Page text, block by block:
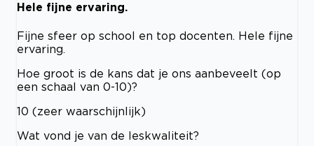
Hele fijne ervaring.
Fijne sfeer op school en top docenten. Hele fijne
ervaring.
Hoe groot is de kans dat je ons aanbeveelt (op
een schaal van 0-10)?
10 (zeer waarschijnlijk)
Wat vond je van de leskwaliteit?